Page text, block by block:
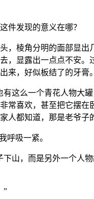
件发现的意义在哪？
，棱角分明的面部显出
，显露出一点点不安。
来，好似板结了的牙膏。
有这么一个青花人物大
常喜欢，甚至把它摆在
人都知道，那是老爷子
呼吸一紧。
下山，而是另外一个人
”